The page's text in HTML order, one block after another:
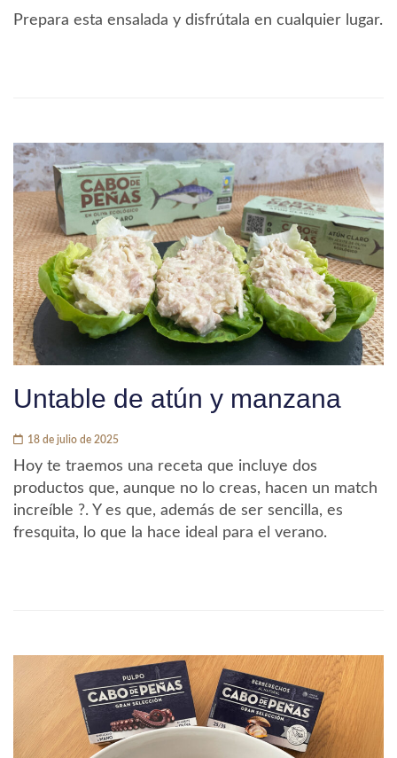
Prepara esta ensalada y disfrútala en cualquier lugar.
Untable de atún y manzana
18 de julio de 2025
Hoy te traemos una receta que incluye dos
productos que, aunque no lo creas, hacen un match
increíble ?. Y es que, además de ser sencilla, es
fresquita, lo que la hace ideal para el verano.